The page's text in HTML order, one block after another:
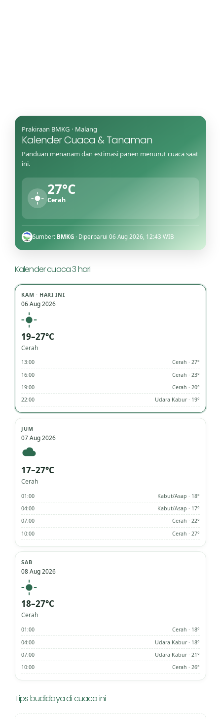
Prakiraan BMKG · Malang
Kalender Cuaca & Tanaman
Panduan menanam dan estimasi panen menurut cuaca saat
ini.
27°C
Cerah
Sumber: BMKG· Diperbarui 06 Aug 2026, 12:43 WIB
Kalender cuaca 3 hari
KAM · HARI INI
06 Aug 2026
19–27°C
Cerah
13:00
Cerah · 27°
16:00
Cerah · 23°
19:00
Cerah · 20°
22:00
Udara Kabur · 19°
JUM
07 Aug 2026
17–27°C
Cerah
01:00
Kabut/Asap · 18°
04:00
Kabut/Asap · 17°
07:00
Cerah · 22°
10:00
Cerah · 27°
SAB
08 Aug 2026
18–27°C
Cerah
01:00
Cerah · 18°
04:00
Udara Kabur · 18°
07:00
Udara Kabur · 21°
10:00
Cerah · 26°
Tips budidaya di cuaca ini